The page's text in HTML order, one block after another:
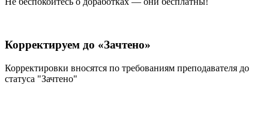
Корректируем до «Зачтено»
Корректировки вносятся по требованиям преподавателя до
статуса "Зачтено"